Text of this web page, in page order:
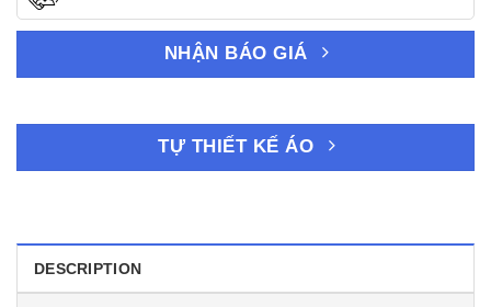
NHẬN BÁO GIÁ
TỰ THIẾT KẾ ÁO
DESCRIPTION